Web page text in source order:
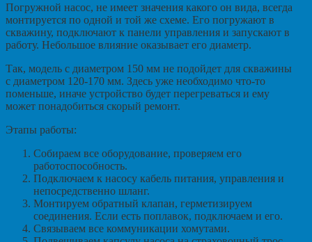
Погружной насос, не имеет значения какого он вида, всегда
монтируется по одной и той же схеме. Его погружают в
скважину, подключают к панели управления и запускают в
работу. Небольшое влияние оказывает его диаметр.
Так, модель с диаметром 150 мм не подойдет для скважины
с диаметром 120-170 мм. Здесь уже необходимо что-то
поменьше, иначе устройство будет перегреваться и ему
может понадобиться скорый ремонт.
Этапы работы:
Собираем все оборудование, проверяем его
работоспособность.
Подключаем к насосу кабель питания, управления и
непосредственно шланг.
Монтируем обратный клапан, герметизируем
соединения. Если есть поплавок, подключаем и его.
Связываем все коммуникации хомутами.